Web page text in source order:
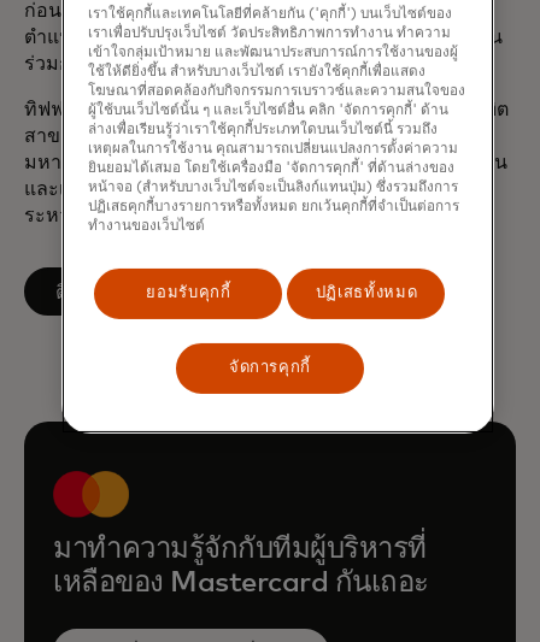
ก่อนหน้านี้ ในช่วงเริ่มต้นอาชีพการงาน ทิฟฟานี่ดำรง
ตำแหน่งผู้บริหารที่ Deloitte Consulting ซึ่งเธอได้ทำงาน
ร่วมกับหน่วยงานทั้งภาครัฐและภาคเอกชน
ทิฟฟานี่สำเร็จการศึกษาระดับปริญญาตรีศิลปศาสตรบัณฑิต
สาขารัฐศาสตร์และการศึกษาระหว่างประเทศ จาก
มหาวิทยาลัยเยล และปริญญาโทบริหารรัฐกิจ สาขาการเงิน
และเศรษฐศาสตร์ระหว่างประเทศ จากวิทยาลัยกิจการ
ระหว่างประเทศและรัฐกิจ มหาวิทยาลัยโคลัมเบีย
ติดตามบน LinkedIn
opens in a new tab
มาทำความรู้จักกับทีมผู้บริหารที่
เหลือของ Mastercard กันเถอะ
เราใช้คุกกี้และเทคโนโลยีที่คล้ายกัน ('คุกกี้') บนเว็บไซต์ของ
เราเพื่อปรับปรุงเว็บไซต์ วัดประสิทธิภาพการทำงาน ทำความ
เข้าใจกลุ่มเป้าหมาย และพัฒนาประสบการณ์การใช้งานของผู้
ใช้ให้ดียิ่งขึ้น สำหรับบางเว็บไซต์ เรายังใช้คุกกี้เพื่อแสดง
โฆษณาที่สอดคล้องกับกิจกรรมการเบราวซ์และความสนใจของ
ผู้ใช้บนเว็บไซต์นั้น ๆ และเว็บไซต์อื่น คลิก 'จัดการคุกกี้' ด้าน
ล่างเพื่อเรียนรู้ว่าเราใช้คุกกี้ประเภทใดบนเว็บไซต์นี้ รวมถึง
เหตุผลในการใช้งาน คุณสามารถเปลี่ยนแปลงการตั้งค่าความ
ยินยอมได้เสมอ โดยใช้เครื่องมือ 'จัดการคุกกี้' ที่ด้านล่างของ
หน้าจอ (สำหรับบางเว็บไซต์จะเป็นลิงก์แทนปุ่ม) ซึ่งรวมถึงการ
ปฏิเสธคุกกี้บางรายการหรือทั้งหมด ยกเว้นคุกกี้ที่จำเป็นต่อการ
ทำงานของเว็บไซต์
ยอมรับคุกกี้ ปฏิเสธทั้งหมด
จัดการคุกกี้